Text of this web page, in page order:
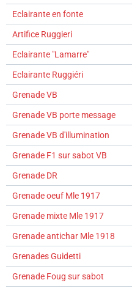
Eclairante en fonte
Artifice Ruggieri
Eclairante "Lamarre"
Eclairante Ruggiéri
Grenade VB
Grenade VB porte message
Grenade VB d'illumination
Grenade F1 sur sabot VB
Grenade DR
Grenade oeuf Mle 1917
Grenade mixte Mle 1917
Grenade antichar Mle 1918
Grenades Guidetti
Grenade Foug sur sabot